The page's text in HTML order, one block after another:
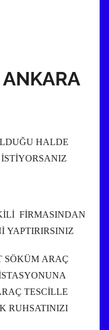
HALDE
FİRMASINDAN
YAPTIRIRSINIZ
ARAÇ
TESCİLLE
RUHSATINIZI